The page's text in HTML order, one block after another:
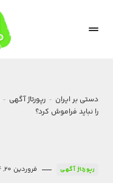
دستی بر ایران رپورتاژ آگهی
را نباید فراموش کرد؟
رپورتاژ آگهی فروردین 20, 1404